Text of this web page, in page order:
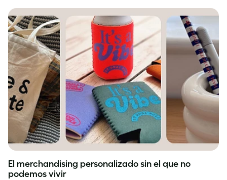
El merchandising personalizado sin el que no
podemos vivir